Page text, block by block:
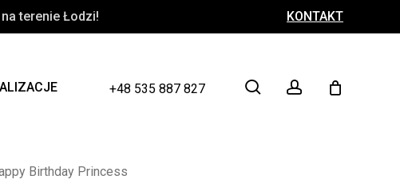
terenie Łodzi! KONTAKT
+48 535 887 827 search account
Close
Birthday Princess